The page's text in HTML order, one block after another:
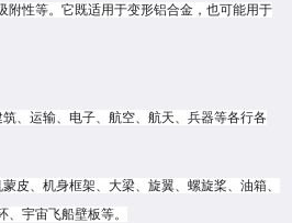
附性等。它既适用于变形铝合金，也可能用于
、运输、电子、航空、航天、兵器等各行各
皮、机身框架、大梁、旋翼、螺旋桨、油箱、
宇宙飞船壁板等。